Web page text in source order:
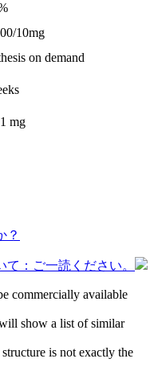
10mg
on demand
mg
？
：ご一読ください。
commercially available
show a list of similar
is not exactly the